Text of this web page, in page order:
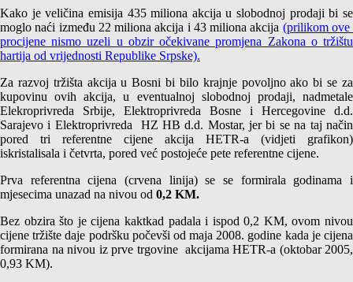
Kako je veličina emisija 435 miliona akcija u slobodnoj prodaji bi se
moglo naći između 22 miliona akcija i 43 miliona akcija (prilikom ove
procijene nismo uzeli u obzir očekivane promjena Zakona o tržištu
hartija od vrijednosti Republike Srpske).
Za razvoj tržišta akcija u Bosni bi bilo krajnje povoljno ako bi se za
kupovinu ovih akcija, u eventualnoj slobodnoj prodaji, nadmetale
Elekroprivreda Srbije, Elektroprivreda Bosne i Hercegovine d.d.
Sarajevo i Elektroprivreda HZ HB d.d. Mostar, jer bi se na taj način
pored tri referentne cijene akcija HETR-a (vidjeti grafikon)
iskristalisala i četvrta, pored već postojeće pete referentne cijene.
Prva referentna cijena (crvena linija) se se formirala godinama i
mjesecima unazad na nivou od 0,2 KM.
Bez obzira što je cijena kaktkad padala i ispod 0,2 KM, ovom nivou
cijene tržište daje podršku počevši od maja 2008. godine kada je cijena
formirana na nivou iz prve trgovine akcijama HETR-a (oktobar 2005,
0,93 KM).